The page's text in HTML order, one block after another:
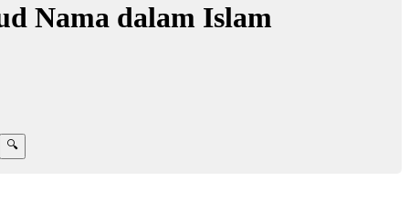
Nama dalam Islam